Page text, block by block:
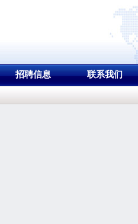
招聘信息 联系我们